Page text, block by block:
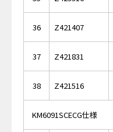
36 Z421407
37 Z421831
38 Z421516
KM6091SCECG仕様